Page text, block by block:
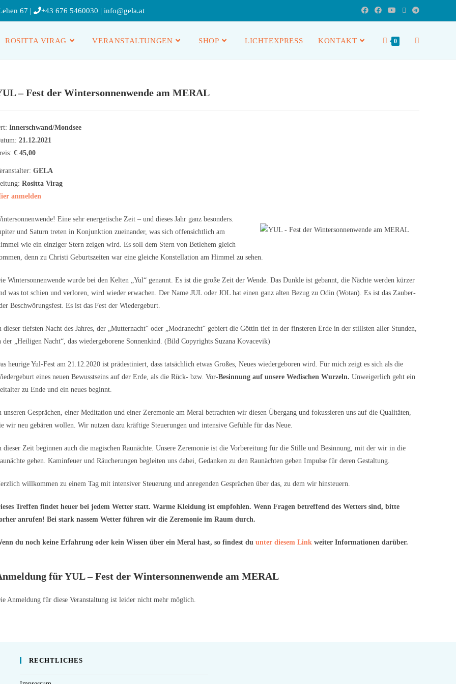
67 | +43 676 5460030 | info@gela.at
ROSITTA VIRAG VERANSTALTUNGEN SHOP LICHTEXPRESS KONTAKT 0
– Fest der Wintersonnenwende am MERAL
Innerschwand/Mondsee
21.12.2021
€ 45,00
GELA
Rositta Virag
anmelden
Eine sehr energetische Zeit – und dieses Jahr ganz besonders.
und Saturn treten in Konjunktion zueinander, was sich offensichtlich am
wie ein einziger Stern zeigen wird. Es soll dem Stern von Betlehem gleich
denn zu Christi Geburtszeiten war eine gleiche Konstellation am Himmel zu sehen.
Wintersonnenwende wurde bei den Kelten „Yul“ genannt. Es ist die große Zeit der Wende. Das Dunkle ist gebannt, die Nächte werden kürzer
was tot schien und verloren, wird wieder erwachen. Der Name JUL oder JOL hat einen ganz alten Bezug zu Odin (Wotan). Es ist das Zauber-
Beschwörungsfest. Es ist das Fest der Wiedergeburt.
dieser tiefsten Nacht des Jahres, der „Mutternacht“ oder „Modranecht“ gebiert die Göttin tief in der finsteren Erde in der stillsten aller Stunden,
der „Heiligen Nacht“, das wiedergeborene Sonnenkind. (Bild Copyrights Suzana Kovacevik)
heurige Yul-Fest am 21.12.2020 ist prädestiniert, dass tatsächlich etwas Großes, Neues wiedergeboren wird. Für mich zeigt es sich als die
eines neuen Bewusstseins auf der Erde, als die Rück- bzw. Vor-Besinnung auf unsere Wedischen Wurzeln. Unweigerlich geht ein
zu Ende und ein neues beginnt.
unseren Gesprächen, einer Meditation und einer Zeremonie am Meral betrachten wir diesen Übergang und fokussieren uns auf die Qualitäten,
wir neu gebären wollen. Wir nutzen dazu kräftige Steuerungen und intensive Gefühle für das Neue.
dieser Zeit beginnen auch die magischen Raunächte. Unsere Zeremonie ist die Vorbereitung für die Stille und Besinnung, mit der wir in die
gehen. Kaminfeuer und Räucherungen begleiten uns dabei, Gedanken zu den Raunächten geben Impulse für deren Gestaltung.
willkommen zu einem Tag mit intensiver Steuerung und anregenden Gesprächen über das, zu dem wir hinsteuern.
Treffen findet heuer bei jedem Wetter statt. Warme Kleidung ist empfohlen. Wenn Fragen betreffend des Wetters sind, bitte
anrufen! Bei stark nassem Wetter führen wir die Zeremonie im Raum durch.
du noch keine Erfahrung oder kein Wissen über ein Meral hast, so findest du unter diesem Link weiter Informationen darüber.
für YUL – Fest der Wintersonnenwende am MERAL
Anmeldung für diese Veranstaltung ist leider nicht mehr möglich.
RECHTLICHES